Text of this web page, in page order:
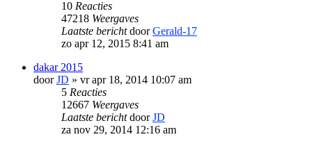
10 Reacties
47218 Weergaves
Laatste berichtdoorGerald-17
zo apr 12, 2015 8:41 am
dakar 2015
doorJD » vr apr 18, 2014 10:07 am
5 Reacties
12667 Weergaves
Laatste berichtdoorJD
za nov 29, 2014 12:16 am